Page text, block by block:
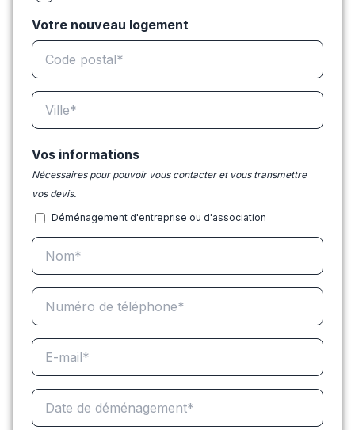
Votre nouveau logement
Vos informations
Nécessaires pour pouvoir vous contacter et vous transmettre
vos devis.
Déménagement d'entreprise ou d'association